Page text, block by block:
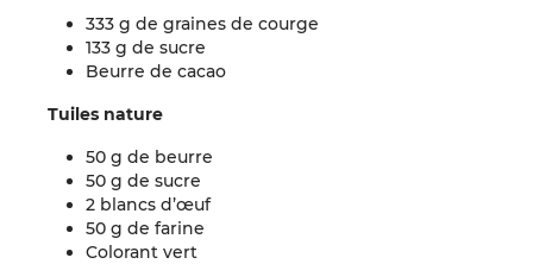
333 g de graines de courge
133 g de sucre
Beurre de cacao
Tuiles nature
50 g de beurre
50 g de sucre
2 blancs d’œuf
50 g de farine
Colorant vert